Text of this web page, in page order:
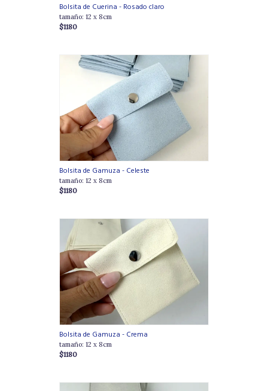
Bolsita de Cuerina - Rosado claro
tamaño: 12 x 8cm
$1180
Bolsita de Gamuza - Celeste
tamaño: 12 x 8cm
$1180
Bolsita de Gamuza - Crema
tamaño: 12 x 8cm
$1180